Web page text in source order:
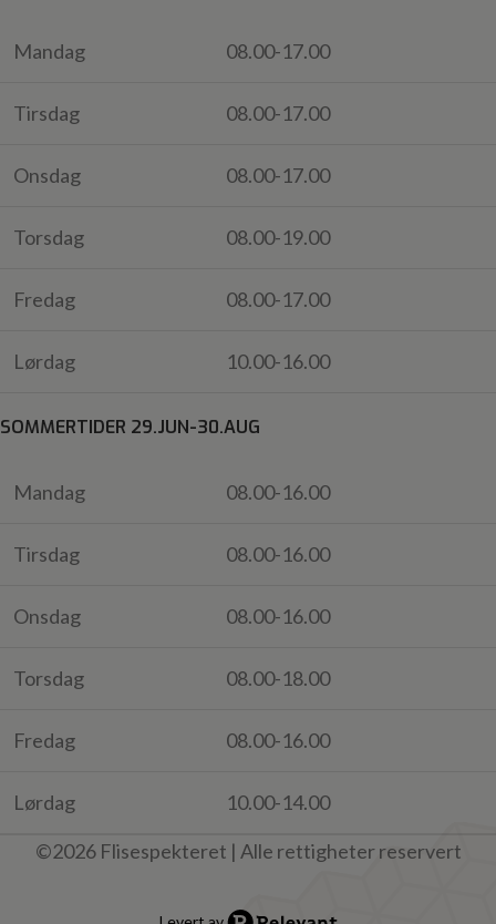
Mandag 08.00-17.00
Tirsdag 08.00-17.00
Onsdag 08.00-17.00
Torsdag 08.00-19.00
Fredag 08.00-17.00
Lørdag 10.00-16.00
SOMMERTIDER 29.JUN-30.AUG
Mandag 08.00-16.00
Tirsdag 08.00-16.00
Onsdag 08.00-16.00
Torsdag 08.00-18.00
Fredag 08.00-16.00
Lørdag
10.00-14.00
©2026 Flisespekteret | Alle rettigheter reservert